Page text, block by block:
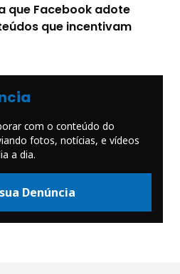
que Facebook adote
que incentivam
com o conteúdo do
fotos, notícias, e vídeos
a dia.
Denúncia